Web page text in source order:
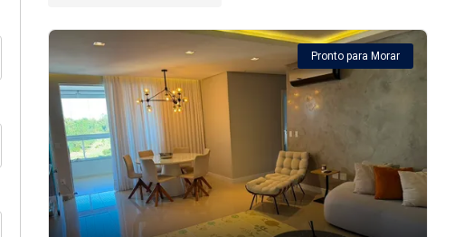
Pronto para Morar